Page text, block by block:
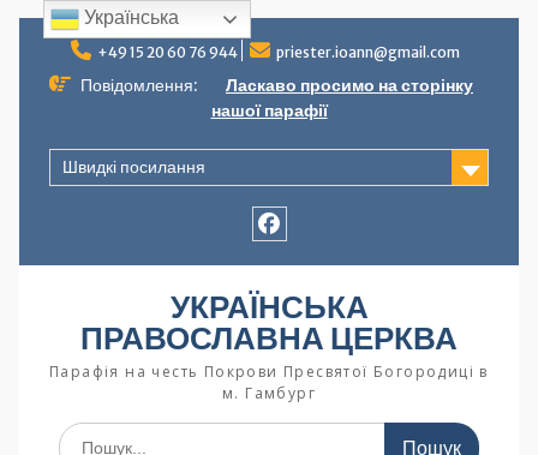
+49 15 20 60 76 944 priester.ioann@gmail.com
Повідомлення:
Ласкаво просимо на сторінку
нашої парафії
Швидкі посилання
УКРАЇНСЬКА
ПРАВОСЛАВНА ЦЕРКВА
Парафія на честь Покрови Пресвятої Богородиці в
м. Гамбург
Українська